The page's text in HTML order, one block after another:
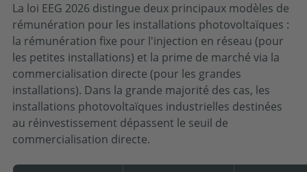
La loi EEG 2026 distingue deux principaux modèles de
rémunération pour les installations photovoltaïques :
la rémunération fixe pour l'injection en réseau (pour
les petites installations) et la prime de marché via la
commercialisation directe (pour les grandes
installations). Dans la grande majorité des cas, les
installations photovoltaïques industrielles destinées
au réinvestissement dépassent le seuil de
commercialisation directe.